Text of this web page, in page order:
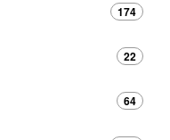
174
22
64